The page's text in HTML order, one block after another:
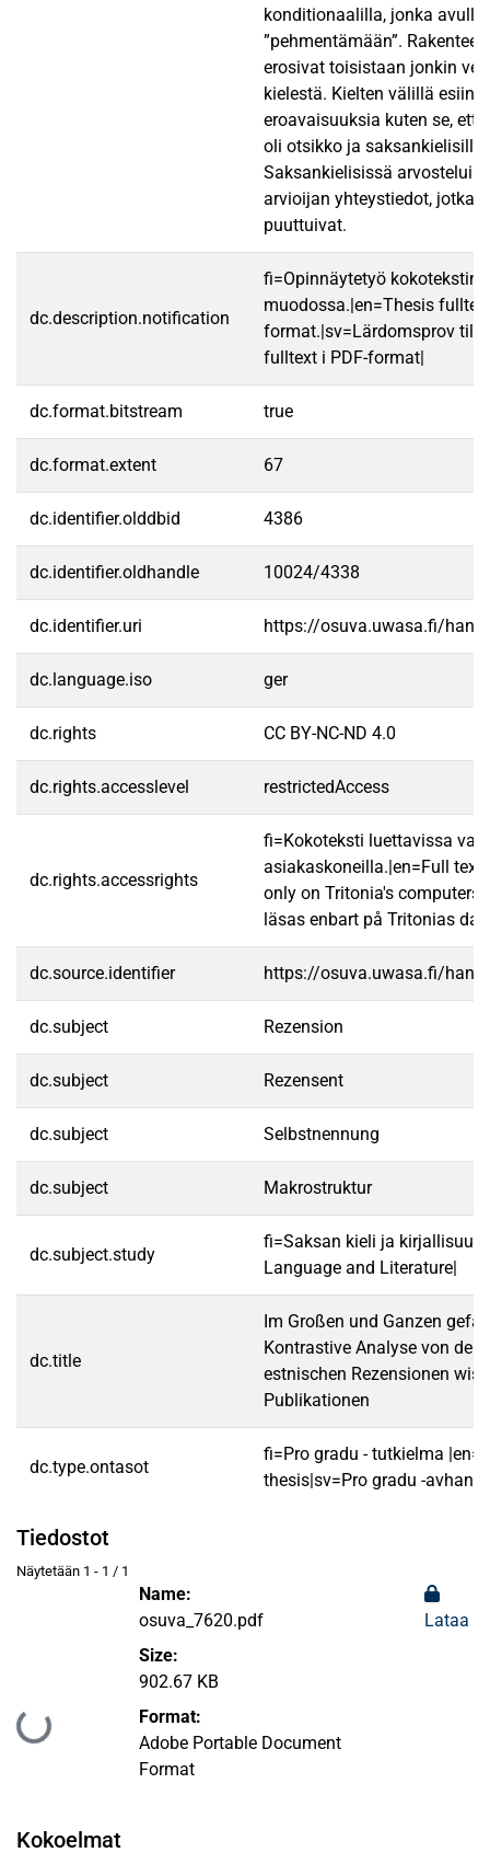
konditionaalilla, jonka
”pehmentämään”.
erosivat toisistaan jonkin
kielestä. Kielten välillä
eroavaisuuksia kuten se,
oli otsikko ja saksankielisillä
Saksankielisissä
arvioijan yhteystiedot, jotka
puuttuivat.
dc.description.notification
fi=Opinnäytetyö kokotekstinä
muodossa.|en=Thesis
format.|sv=Lärdomsprov
fulltext i PDF-format|
dc.format.bitstream true
dc.format.extent 67
dc.identifier.olddbid 4386
dc.identifier.oldhandle 10024/4338
dc.identifier.uri https://osuva.uwasa.fi/
dc.language.iso ger
dc.rights CC BY-NC-ND 4.0
dc.rights.accesslevel restrictedAccess
dc.rights.accessrights
fi=Kokoteksti luettavissa
asiakaskoneilla.|en=Full text
only on Tritonia's
läsas enbart på Tritonias
dc.source.identifier https://osuva.uwasa.fi/
dc.subject Rezension
dc.subject Rezensent
dc.subject Selbstnennung
dc.subject Makrostruktur
dc.subject.study
fi=Saksan kieli ja
Language and Literature|
dc.title
Im Großen und Ganzen
Kontrastive Analyse von
estnischen Rezensionen
Publikationen
dc.type.ontasot
fi=Pro gradu - tutkielma
thesis|sv=Pro gradu -
Tiedostot
Näytetään 1 - 1 / 1
Ladataan...
Name:
osuva_7620.pdf
Size:
902.67 KB
Format:
Adobe Portable Document
Format
Lataa
Kokoelmat